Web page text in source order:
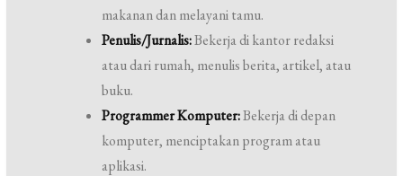
makanan dan melayani tamu.
Penulis/Jurnalis:Bekerja di kantor redaksi
atau dari rumah, menulis berita, artikel, atau
buku.
Programmer Komputer:Bekerja di depan
komputer, menciptakan program atau
aplikasi.